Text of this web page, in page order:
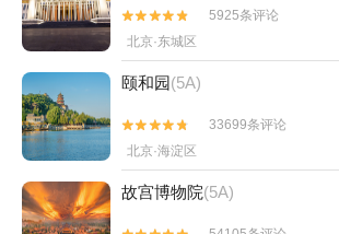


5925条评论
北京·东城区
颐和园(5A)


33699条评论
北京·海淀区
故宫博物院(5A)